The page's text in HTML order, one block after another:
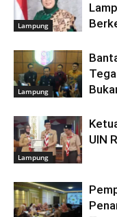
Lampung
Lampung
Lampung
UIN